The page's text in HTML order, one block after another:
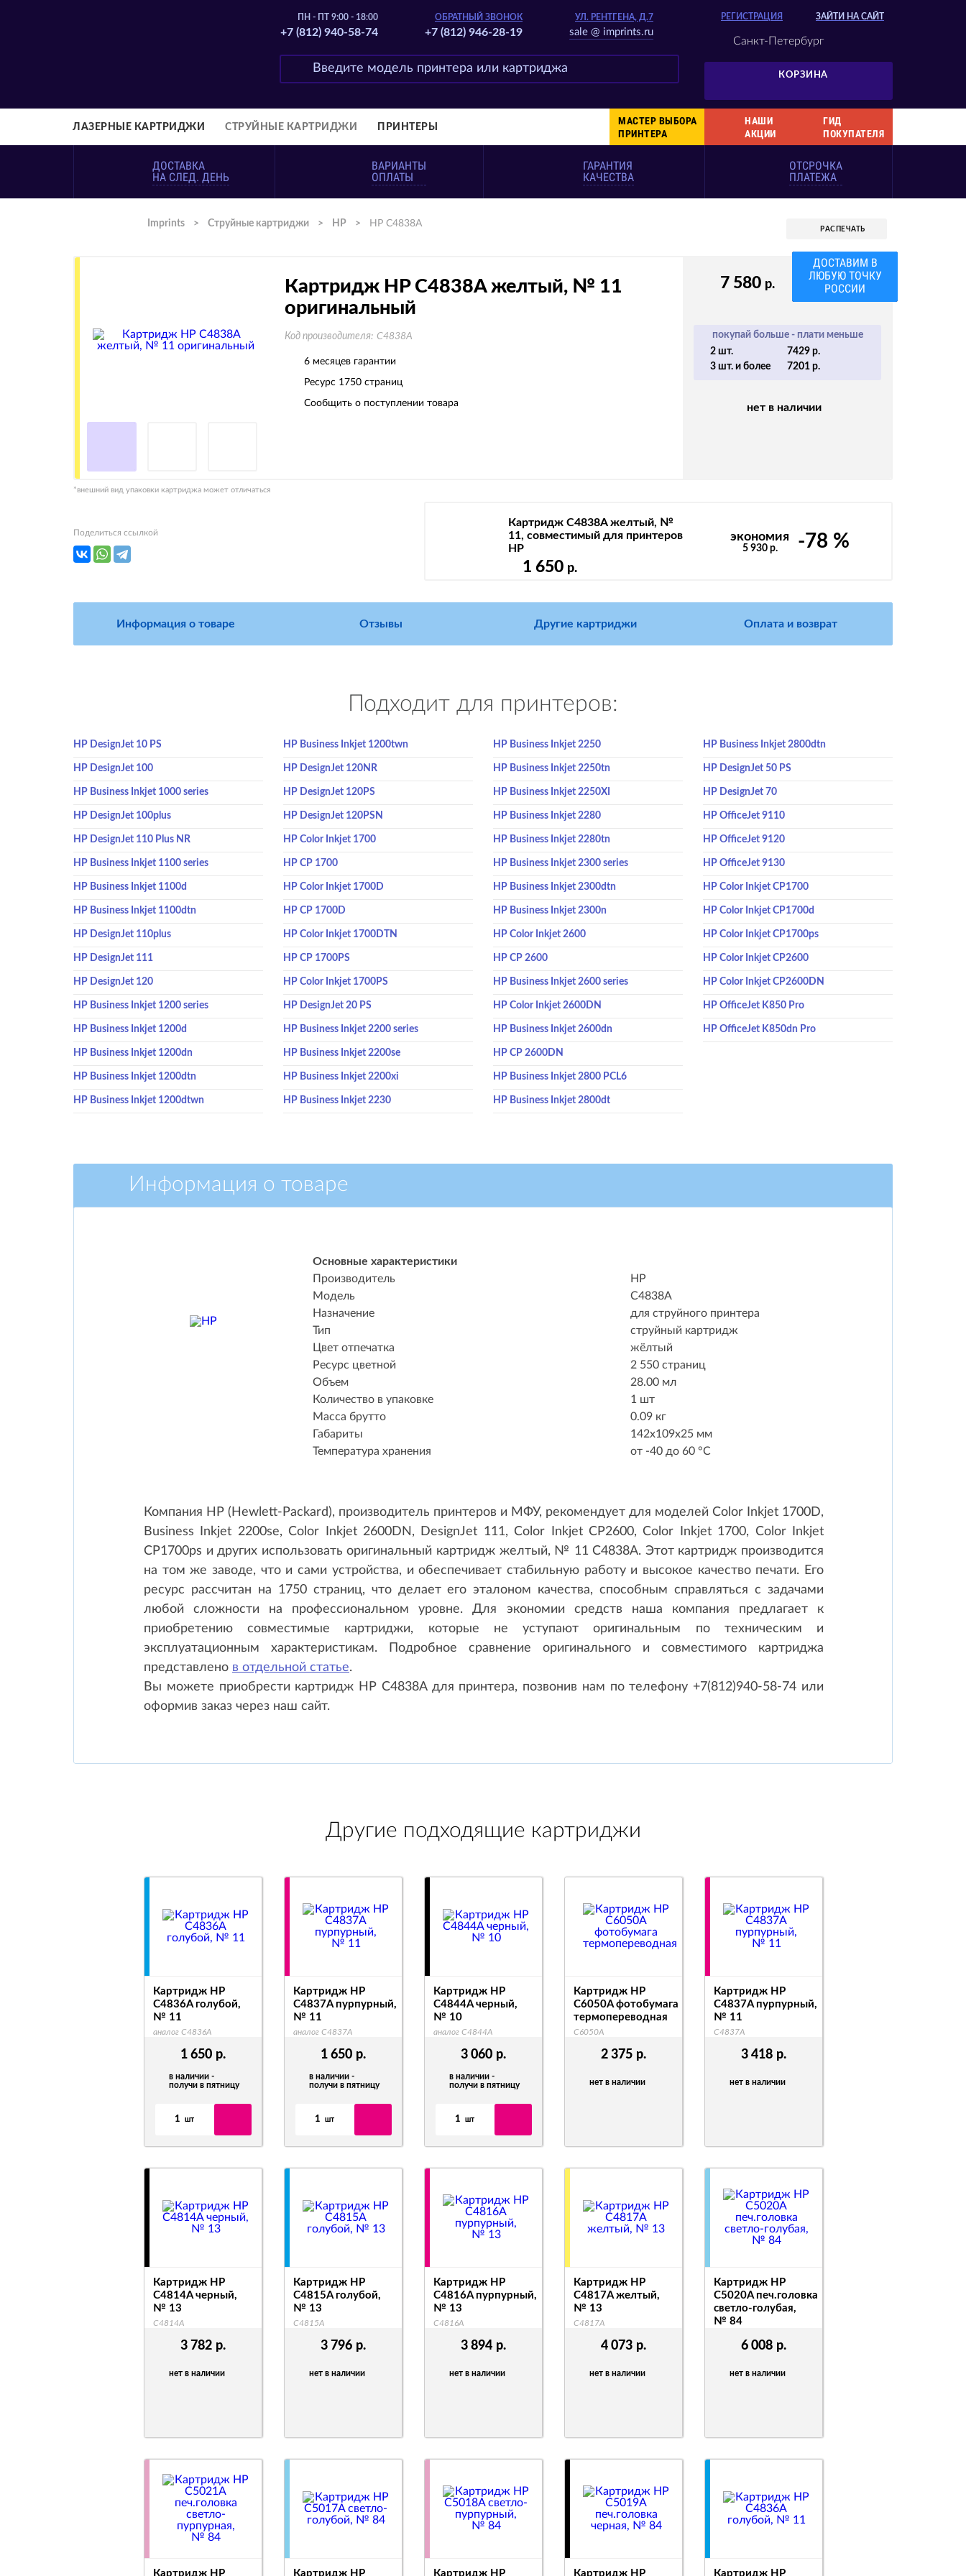
КОРЗИНА
РЕГИСТРАЦИЯ ЗАЙТИ НА САЙТ
Санкт-Петербург
ПН - ПТ 9:00 - 18:00
+7 (812) 940-58-74
ОБРАТНЫЙ ЗВОНОК
+7 (812) 946-28-19
УЛ. РЕНТГЕНА, Д.7
sale @ imprints.ru
НАШИ
АКЦИИ
ГИД
ПОКУПАТЕЛЯ
МАСТЕР ВЫБОРА
ПРИНТЕРА
ЛАЗЕРНЫЕ КАРТРИДЖИ СТРУЙНЫЕ КАРТРИДЖИ ПРИНТЕРЫ
ДОСТАВКА
НА СЛЕД. ДЕНЬ
ВАРИАНТЫ
ОПЛАТЫ
ГАРАНТИЯ
КАЧЕСТВА
ОТСРОЧКА
ПЛАТЕЖА
Imprints > Струйные картриджи > HP > HP C4838A
РАСПЕЧАТЬ
ВАША СКИДКА
3%
КОД 7PNT
7 580 р.
покупай больше - плати меньше
2 шт.
7429 р.
3 шт. и более
7201 р.
нет в наличии
Картридж HP C4838A желтый, № 11
оригинальный
Код производителя: C4838A
6 месяцев гарантии
Ресурс 1750 страниц
Сообщить о поступлении товара
экономия
5 930 р. -78 %
Картридж C4838A желтый, №
11, совместимый для принтеров
HP
1 650 р.
*внешний вид упаковки картриджа может отличаться
Поделиться ссылкой
Информация о товаре Отзывы Другие картриджи Оплата и возврат
Подходит для принтеров:
HP DesignJet 10 PS
HP DesignJet 100
HP Business Inkjet 1000 series
HP DesignJet 100plus
HP DesignJet 110 Plus NR
HP Business Inkjet 1100 series
HP Business Inkjet 1100d
HP Business Inkjet 1100dtn
HP DesignJet 110plus
HP DesignJet 111
HP DesignJet 120
HP Business Inkjet 1200 series
HP Business Inkjet 1200d
HP Business Inkjet 1200dn
HP Business Inkjet 1200dtn
HP Business Inkjet 1200dtwn
HP Business Inkjet 1200twn
HP DesignJet 120NR
HP DesignJet 120PS
HP DesignJet 120PSN
HP Color Inkjet 1700
HP CP 1700
HP Color Inkjet 1700D
HP CP 1700D
HP Color Inkjet 1700DTN
HP CP 1700PS
HP Color Inkjet 1700PS
HP DesignJet 20 PS
HP Business Inkjet 2200 series
HP Business Inkjet 2200se
HP Business Inkjet 2200xi
HP Business Inkjet 2230
HP Business Inkjet 2250
HP Business Inkjet 2250tn
HP Business Inkjet 2250XI
HP Business Inkjet 2280
HP Business Inkjet 2280tn
HP Business Inkjet 2300 series
HP Business Inkjet 2300dtn
HP Business Inkjet 2300n
HP Color Inkjet 2600
HP CP 2600
HP Business Inkjet 2600 series
HP Color Inkjet 2600DN
HP Business Inkjet 2600dn
HP CP 2600DN
HP Business Inkjet 2800 PCL6
HP Business Inkjet 2800dt
HP Business Inkjet 2800dtn
HP DesignJet 50 PS
HP DesignJet 70
HP OfficeJet 9110
HP OfficeJet 9120
HP OfficeJet 9130
HP Color Inkjet CP1700
HP Color Inkjet CP1700d
HP Color Inkjet CP1700ps
HP Color Inkjet CP2600
HP Color Inkjet CP2600DN
HP OfficeJet K850 Pro
HP OfficeJet K850dn Pro
Информация о товаре
Основные характеристики
HP
Производитель
C4838A
Модель
для струйного принтера
Назначение
струйный картридж
Тип
жёлтый
Цвет отпечатка
2 550 страниц
Ресурс цветной
28.00 мл
Объем
1 шт
Количество в упаковке
0.09 кг
Масса брутто
142x109x25 мм
Габариты
от -40 до 60 °C
Температура хранения
Компания HP (Hewlett-Packard), производитель принтеров и МФУ, рекомендует для моделей Color Inkjet 1700D,
Business Inkjet 2200se, Color Inkjet 2600DN, DesignJet 111, Color Inkjet CP2600, Color Inkjet 1700, Color Inkjet
CP1700ps и других использовать оригинальный картридж желтый, № 11 C4838A. Этот картридж производится
на том же заводе, что и сами устройства, и обеспечивает стабильную работу и высокое качество печати. Его
ресурс рассчитан на 1750 страниц, что делает его эталоном качества, способным справляться с задачами
любой сложности на профессиональном уровне. Для экономии средств наша компания предлагает к
приобретению совместимые картриджи, которые не уступают оригинальным по техническим и
эксплуатационным характеристикам. Подробное сравнение оригинального и совместимого картриджа
представлено в отдельной статье.
Вы можете приобрести картридж HP C4838A для принтера, позвонив нам по телефону +7(812)940-58-74 или
оформив заказ через наш сайт.
Другие подходящие картриджи
1 650 р.
в наличии -
получи в пятницу
1 шт
Картридж HP
C4836A голубой,
№ 11
аналог C4836A
1 650 р.
в наличии -
получи в пятницу
1 шт
Картридж HP
C4837A пурпурный,
№ 11
аналог C4837A
3 060 р.
в наличии -
получи в пятницу
1 шт
Картридж HP
C4844A черный,
№ 10
аналог C4844A
2 375 р.
нет в наличии
Картридж HP
C6050A фотобумага
термопереводная
C6050A
3 418 р.
нет в наличии
Картридж HP
C4837A пурпурный,
№ 11
C4837A
3 782 р.
нет в наличии
Картридж HP
C4814A черный,
№ 13
C4814A
3 796 р.
нет в наличии
Картридж HP
C4815A голубой,
№ 13
C4815A
3 894 р.
нет в наличии
Картридж HP
C4816A пурпурный,
№ 13
C4816A
4 073 р.
нет в наличии
Картридж HP
C4817A желтый,
№ 13
C4817A
6 008 р.
нет в наличии
Картридж HP
C5020A печ.головка
светло-голубая,
№ 84
Картридж HP Картридж HP Картридж HP Картридж HP Картридж HP